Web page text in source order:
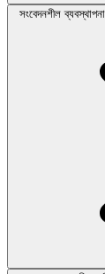
সংবেদনশীল